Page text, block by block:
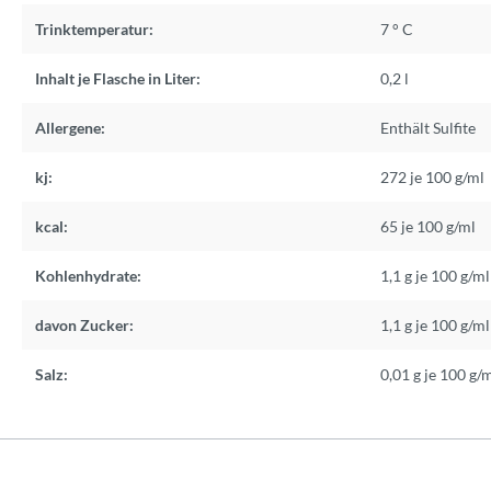
Trinktemperatur: 7 ° C
Inhalt je Flasche in Liter: 0,2 l
Allergene: Enthält Sulfite
kj: 272 je 100 g/ml
kcal: 65 je 100 g/ml
Kohlenhydrate: 1,1 g je 100 g/ml
davon Zucker: 1,1 g je 100 g/ml
Salz: 0,01 g je 100 g/